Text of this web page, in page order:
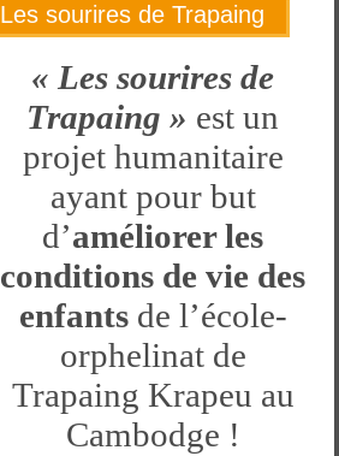
Les sourires de Trapaing
« Les sourires de
Trapaing » est un
projet humanitaire
ayant pour but
d’améliorer les
conditions de vie des
enfantsde l’école-
orphelinat de
Trapaing Krapeu au
Cambodge !